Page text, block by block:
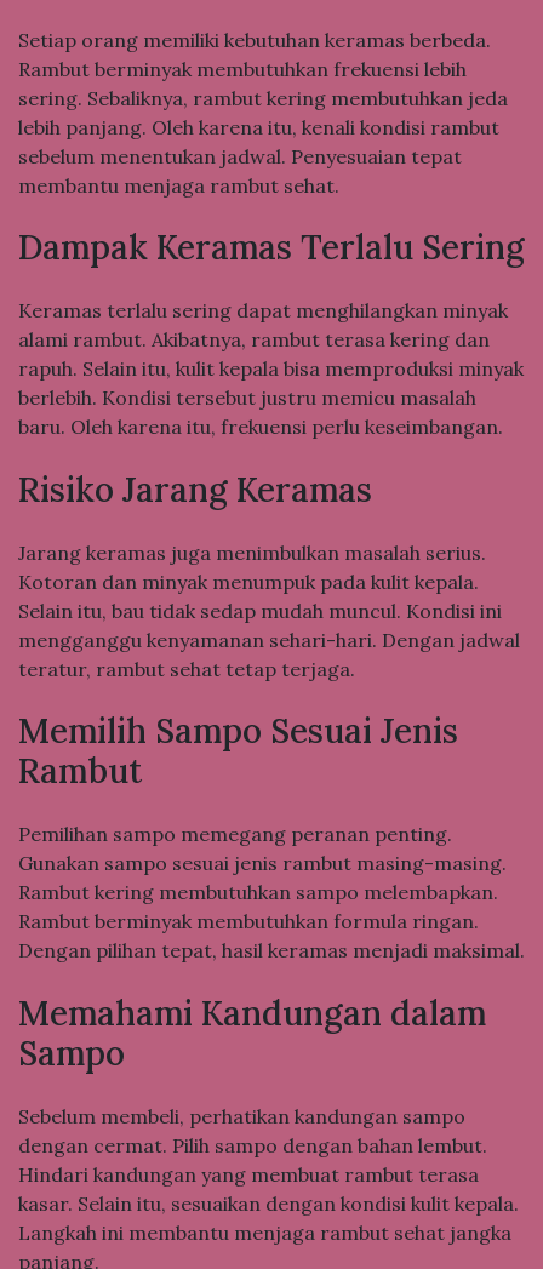
Setiap orang memiliki kebutuhan keramas berbeda.
Rambut berminyak membutuhkan frekuensi lebih
sering. Sebaliknya, rambut kering membutuhkan jeda
lebih panjang. Oleh karena itu, kenali kondisi rambut
sebelum menentukan jadwal. Penyesuaian tepat
membantu menjaga rambut sehat.
Dampak Keramas Terlalu Sering
Keramas terlalu sering dapat menghilangkan minyak
alami rambut. Akibatnya, rambut terasa kering dan
rapuh. Selain itu, kulit kepala bisa memproduksi minyak
berlebih. Kondisi tersebut justru memicu masalah
baru. Oleh karena itu, frekuensi perlu keseimbangan.
Risiko Jarang Keramas
Jarang keramas juga menimbulkan masalah serius.
Kotoran dan minyak menumpuk pada kulit kepala.
Selain itu, bau tidak sedap mudah muncul. Kondisi ini
mengganggu kenyamanan sehari-hari. Dengan jadwal
teratur, rambut sehat tetap terjaga.
Memilih Sampo Sesuai Jenis
Rambut
Pemilihan sampo memegang peranan penting.
Gunakan sampo sesuai jenis rambut masing-masing.
Rambut kering membutuhkan sampo melembapkan.
Rambut berminyak membutuhkan formula ringan.
Dengan pilihan tepat, hasil keramas menjadi maksimal.
Memahami Kandungan dalam
Sampo
Sebelum membeli, perhatikan kandungan sampo
dengan cermat. Pilih sampo dengan bahan lembut.
Hindari kandungan yang membuat rambut terasa
kasar. Selain itu, sesuaikan dengan kondisi kulit kepala.
Langkah ini membantu menjaga rambut sehat jangka
panjang.